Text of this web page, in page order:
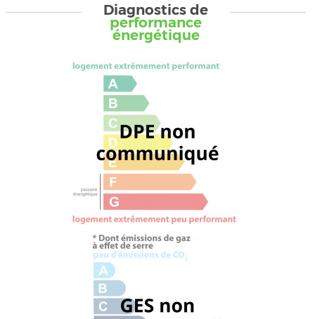
Diagnostics de
performance
énergétique